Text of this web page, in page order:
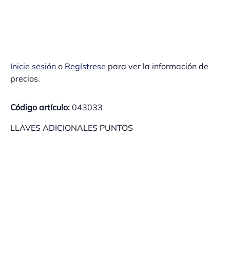
Inicie sesión o Regístrese para ver la información de
precios.
Código artículo: 043033
LLAVES ADICIONALES PUNTOS